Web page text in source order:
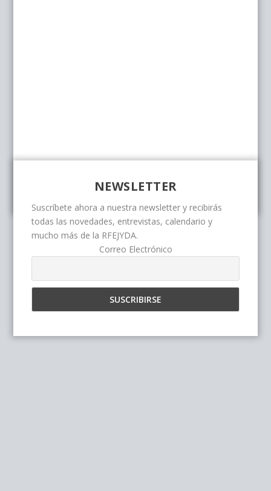
NEWSLETTER
Suscríbete ahora a nuestra newsletter y recibirás
todas las novedades, entrevistas, calendario y
mucho más de la RFEJYDA.
Correo Electrónico